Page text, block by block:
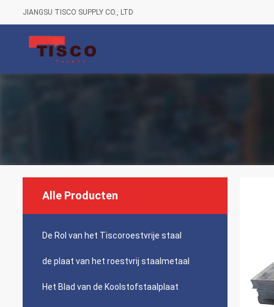
JIANGSU TISCO SUPPLY CO., LTD
Alle Producten
De Rol van het Tiscoroestvrije staal
de plaat van het roestvrij staalmetaal
Het Blad van de Koolstofstaalplaat